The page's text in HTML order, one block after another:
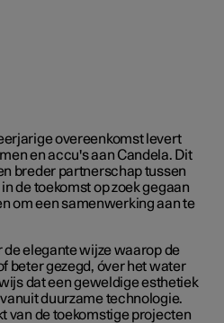
overeenkomst levert
en accu's aan Candela. Dit
breder partnerschap tussen
de toekomst op zoek gegaan
om een samenwerking aan te
de elegante wijze waarop de
beter gezegd, óver het water
dat een geweldige esthetiek
duurzame technologie.
van de toekomstige projecten